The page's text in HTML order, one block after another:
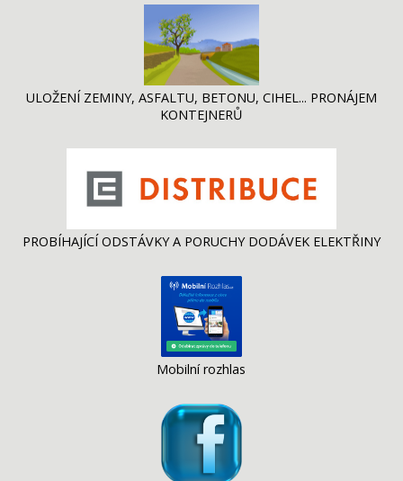
ULOŽENÍ ZEMINY, ASFALTU, BETONU, CIHEL... PRONÁJEM
KONTEJNERŮ
PROBÍHAJÍCÍ ODSTÁVKY A PORUCHY DODÁVEK ELEKTŘINY
Mobilní rozhlas